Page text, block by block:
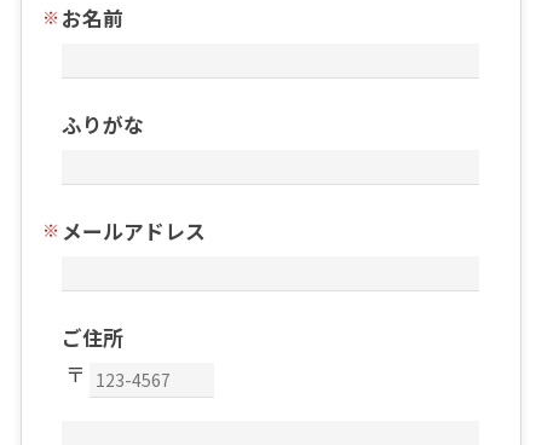
お名前
ふりがな
メールアドレス
ご住所